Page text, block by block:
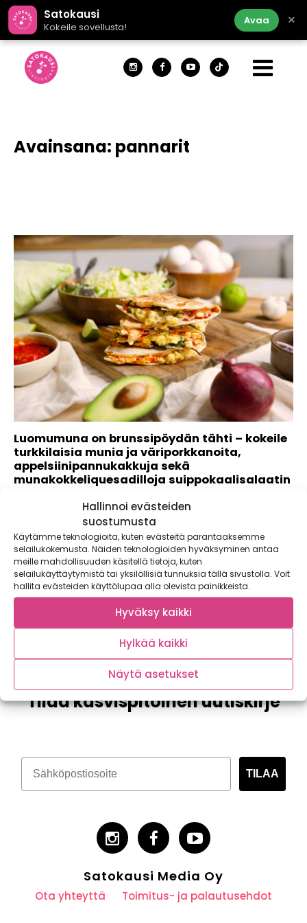
Hallinnoi evästeiden
suostumusta
Käytämme teknologioita, kuten evästeitä parantaaksemme
selailukokemusta. Näiden teknologioiden hyväksyminen antaa
meille mahdollisuuden käsitellä tietoja, kuten
selailukäyttäytymistä tai yksilöllisiä tunnuksia tällä sivustolla. Voit
hallita evästeiden käyttölupaa alla olevista painikkeista.
Hyväksy kaikki
Hylkää kaikki
Näytä asetukset
Satokausi
Kokeile sovellusta!
Avaa ×
Avainsana: pannarit
Luomumuna on brunssipöydän tähti – kokeile
turkkilaisia munia ja väriporkkanoita,
appelsiinipannukakkuja sekä
munakokkeliquesadilloja suippokaalisalaatin
Voiko ihanammin päivä enää alkaa? Loihdi herkullinen
brunssi sitrushedelmistä, sesongin kasviksista ja
kotimaisista luomukananmunista....
Tilaa kasvispitoinen uutiskirje
TILAA
Satokausi Media Oy
Ota yhteyttä Toimitus- ja palautusehdot